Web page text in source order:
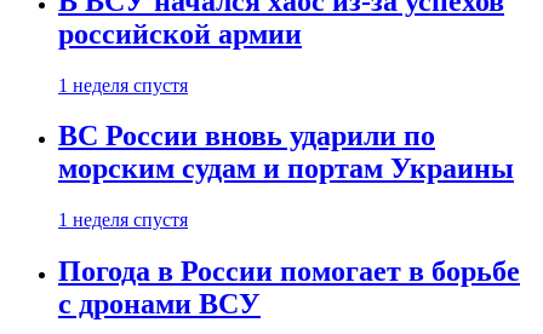
российской армии
1 неделя спустя
ВС России вновь ударили по
морским судам и портам Украины
1 неделя спустя
Погода в России помогает в борьбе
с дронами ВСУ